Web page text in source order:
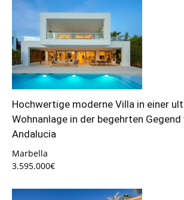
Hochwertige moderne Villa in einer
Wohnanlage in der begehrten Gegend
Andalucia
Marbella
3.595.000€